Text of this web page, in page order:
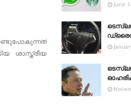
ശാസ്ത്രീയ
June